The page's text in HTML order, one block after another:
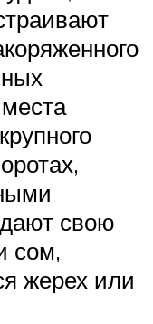
свою
сом,
жерех или